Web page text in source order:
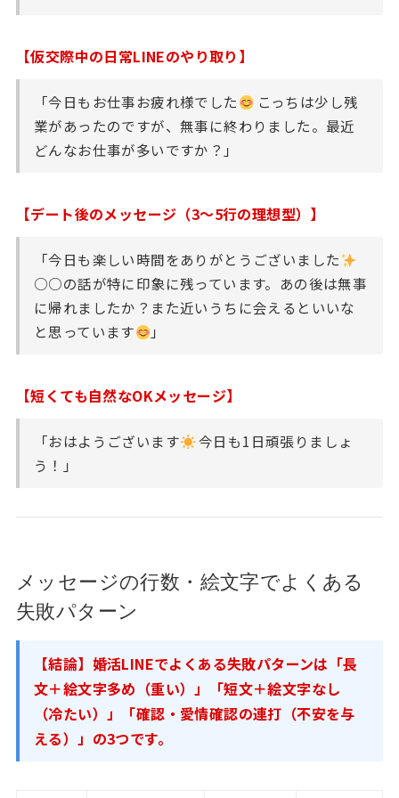
【仮交際中の日常LINEのやり取り】
「今日もお仕事お疲れ様でした
こっちは少し残
業があったのですが、無事に終わりました。最近
どんなお仕事が多いですか？」
【デート後のメッセージ（3〜5行の理想型）】
「今日も楽しい時間をありがとうございました
○○の話が特に印象に残っています。あの後は無事
に帰れましたか？また近いうちに会えるといいな
と思っています
」
【短くても自然なOKメッセージ】
「おはようございます
今日も1日頑張りましょ
う！」
メッセージの行数・絵文字でよくある
失敗パターン
【結論】婚活LINEでよくある失敗パターンは「長
文＋絵文字多め（重い）」「短文＋絵文字なし
（冷たい）」「確認・愛情確認の連打（不安を与
える）」の3つです。